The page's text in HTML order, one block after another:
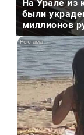
На Урале из
были
миллионов